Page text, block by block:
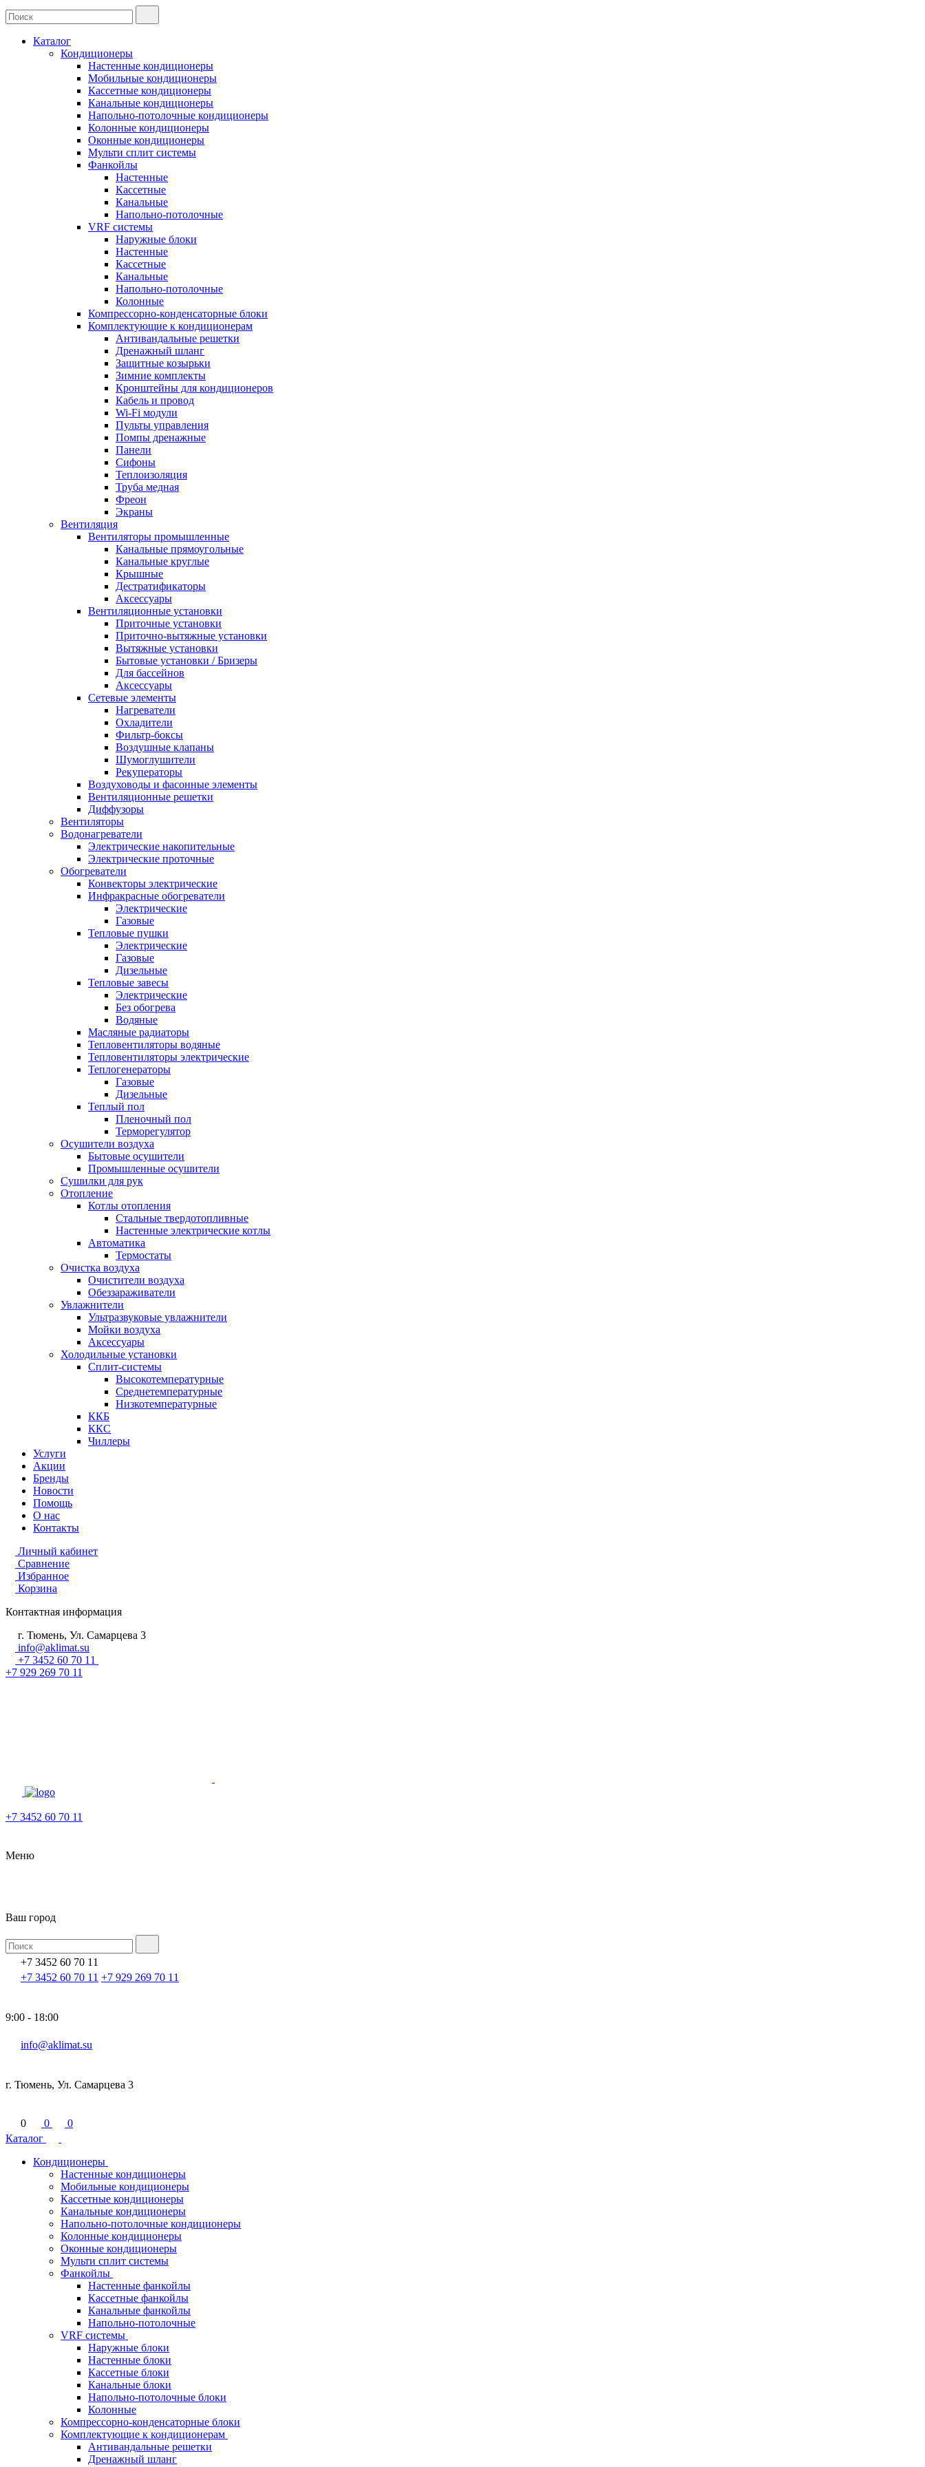
Каталог
Кондиционеры
Настенные кондиционеры
Мобильные кондиционеры
Кассетные кондиционеры
Канальные кондиционеры
Напольно-потолочные кондиционеры
Колонные кондиционеры
Оконные кондиционеры
Мульти сплит системы
Фанкойлы
Настенные
Кассетные
Канальные
Напольно-потолочные
VRF системы
Наружные блоки
Настенные
Кассетные
Канальные
Напольно-потолочные
Колонные
Компрессорно-конденсаторные блоки
Комплектующие к кондиционерам
Антивандальные решетки
Дренажный шланг
Защитные козырьки
Зимние комплекты
Кронштейны для кондиционеров
Кабель и провод
Wi-Fi модули
Пульты управления
Помпы дренажные
Панели
Сифоны
Теплоизоляция
Труба медная
Фреон
Экраны
Вентиляция
Вентиляторы промышленные
Канальные прямоугольные
Канальные круглые
Крышные
Дестратификаторы
Аксессуары
Вентиляционные установки
Приточные установки
Приточно-вытяжные установки
Вытяжные установки
Бытовые установки / Бризеры
Для бассейнов
Аксессуары
Сетевые элементы
Нагреватели
Охладители
Фильтр-боксы
Воздушные клапаны
Шумоглушители
Рекуператоры
Воздуховоды и фасонные элементы
Вентиляционные решетки
Диффузоры
Вентиляторы
Водонагреватели
Электрические накопительные
Электрические проточные
Обогреватели
Конвекторы электрические
Инфракрасные обогреватели
Электрические
Газовые
Тепловые пушки
Электрические
Газовые
Дизельные
Тепловые завесы
Электрические
Без обогрева
Водяные
Масляные радиаторы
Тепловентиляторы водяные
Тепловентиляторы электрические
Теплогенераторы
Газовые
Дизельные
Теплый пол
Пленочный пол
Терморегулятор
Осушители воздуха
Бытовые осушители
Промышленные осушители
Сушилки для рук
Отопление
Котлы отопления
Стальные твердотопливные
Настенные электрические котлы
Автоматика
Термостаты
Очистка воздуха
Очистители воздуха
Обеззараживатели
Увлажнители
Ультразвуковые увлажнители
Мойки воздуха
Аксессуары
Холодильные установки
Сплит-системы
Высокотемпературные
Среднетемпературные
Низкотемпературные
ККБ
ККС
Чиллеры
Услуги
Акции
Бренды
Новости
Помощь
О нас
Контакты
Личный кабинет
Сравнение
Избранное
Корзина
Контактная информация
г. Тюмень, Ул. Самарцева 3
info@aklimat.su
+7 3452 60 70 11
+7 929 269 70 11
+7 3452 60 70 11
Меню
Ваш город
+7 3452 60 70 11
+7 3452 60 70 11 +7 929 269 70 11
9:00 - 18:00
info@aklimat.su
г. Тюмень, Ул. Самарцева 3
0 0
0
Каталог
Кондиционеры
Настенные кондиционеры
Мобильные кондиционеры
Кассетные кондиционеры
Канальные кондиционеры
Напольно-потолочные кондиционеры
Колонные кондиционеры
Оконные кондиционеры
Мульти сплит системы
Фанкойлы
Настенные фанкойлы
Кассетные фанкойлы
Канальные фанкойлы
Напольно-потолочные
VRF системы
Наружные блоки
Настенные блоки
Кассетные блоки
Канальные блоки
Напольно-потолочные блоки
Колонные
Компрессорно-конденсаторные блоки
Комплектующие к кондиционерам
Антивандальные решетки
Дренажный шланг